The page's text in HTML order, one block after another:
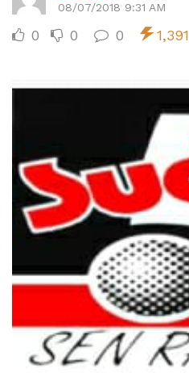
08/07/2018 9:31 AM
0 0 0 1,391